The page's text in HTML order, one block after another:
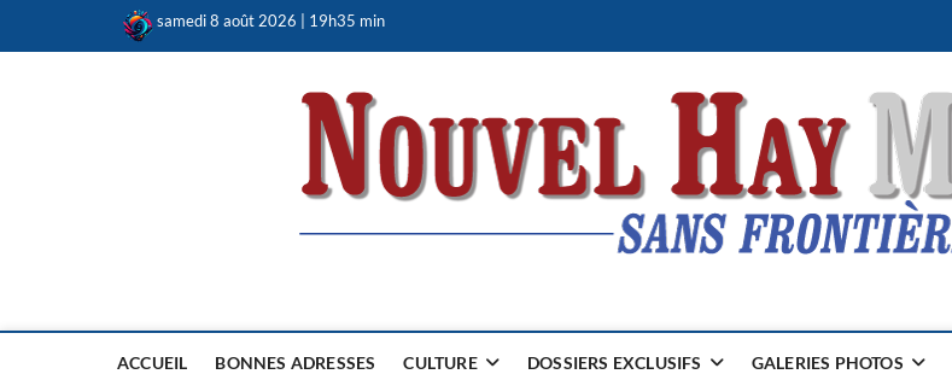
samedi 8 août 2026 | 19h35 min
ACCUEIL BONNES ADRESSES CULTURE DOSSIERS EXCLUSIFS GALERIES PHOTOS